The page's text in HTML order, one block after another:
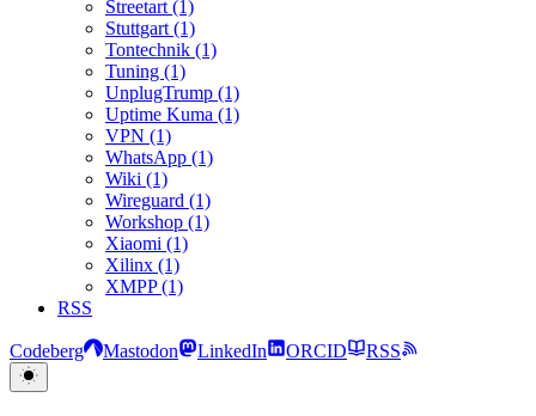
Streetart (1)
Stuttgart (1)
Tontechnik (1)
Tuning (1)
UnplugTrump (1)
Uptime Kuma (1)
VPN (1)
WhatsApp (1)
Wiki (1)
Wireguard (1)
Workshop (1)
Xiaomi (1)
Xilinx (1)
XMPP (1)
RSS
Codeberg Mastodon LinkedIn ORCID RSS